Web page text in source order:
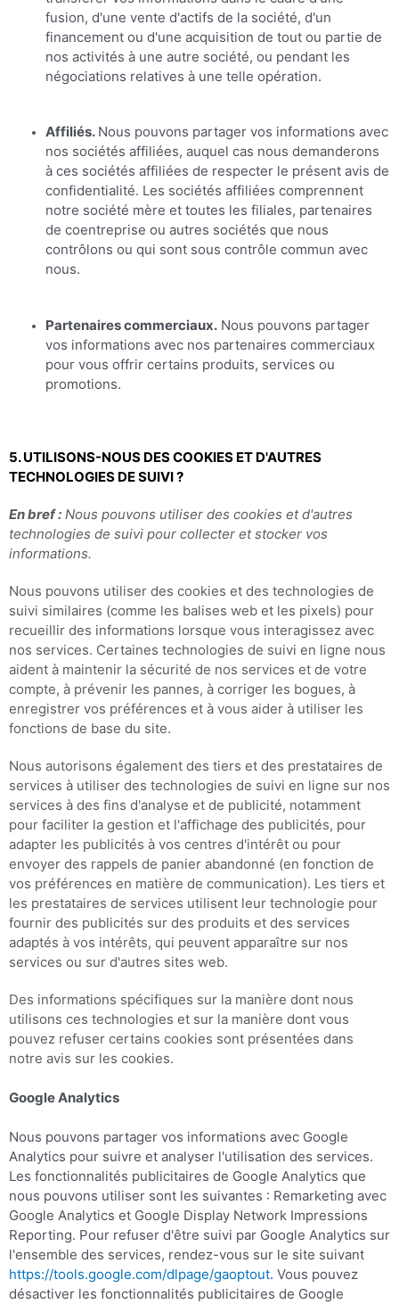
fusion, d'une vente d'actifs de la société, d'un
financement ou d'une acquisition de tout ou partie de
nos activités à une autre société, ou pendant les
négociations relatives à une telle opération.
Affiliés. Nous pouvons partager vos informations avec
nos sociétés affiliées, auquel cas nous demanderons
à ces sociétés affiliées de respecter le présent avis de
confidentialité. Les sociétés affiliées comprennent
notre société mère et toutes les filiales, partenaires
de coentreprise ou autres sociétés que nous
contrôlons ou qui sont sous contrôle commun avec
nous.
Partenaires commerciaux. Nous pouvons partager
vos informations avec nos partenaires commerciaux
pour vous offrir certains produits, services ou
promotions.
5. UTILISONS-NOUS DES COOKIES ET D'AUTRES
TECHNOLOGIES DE SUIVI ?
En bref : Nous pouvons utiliser des cookies et d'autres
technologies de suivi pour collecter et stocker vos
informations.
Nous pouvons utiliser des cookies et des technologies de
suivi similaires (comme les balises web et les pixels) pour
recueillir des informations lorsque vous interagissez avec
nos services. Certaines technologies de suivi en ligne nous
aident à maintenir la sécurité de nos services et de votre
compte, à prévenir les pannes, à corriger les bogues, à
enregistrer vos préférences et à vous aider à utiliser les
fonctions de base du site.
Nous autorisons également des tiers et des prestataires de
services à utiliser des technologies de suivi en ligne sur nos
services à des fins d'analyse et de publicité, notamment
pour faciliter la gestion et l'affichage des publicités, pour
adapter les publicités à vos centres d'intérêt ou pour
envoyer des rappels de panier abandonné (en fonction de
vos préférences en matière de communication). Les tiers et
les prestataires de services utilisent leur technologie pour
fournir des publicités sur des produits et des services
adaptés à vos intérêts, qui peuvent apparaître sur nos
services ou sur d'autres sites web.
Des informations spécifiques sur la manière dont nous
utilisons ces technologies et sur la manière dont vous
pouvez refuser certains cookies sont présentées dans
notre avis sur les cookies.
Google Analytics
Nous pouvons partager vos informations avec Google
Analytics pour suivre et analyser l'utilisation des services.
Les fonctionnalités publicitaires de Google Analytics que
nous pouvons utiliser sont les suivantes : Remarketing avec
Google Analytics et Google Display Network Impressions
Reporting. Pour refuser d'être suivi par Google Analytics sur
l'ensemble des services, rendez-vous sur le site suivant
https://tools.google.com/dlpage/gaoptout. Vous pouvez
désactiver les fonctionnalités publicitaires de Google